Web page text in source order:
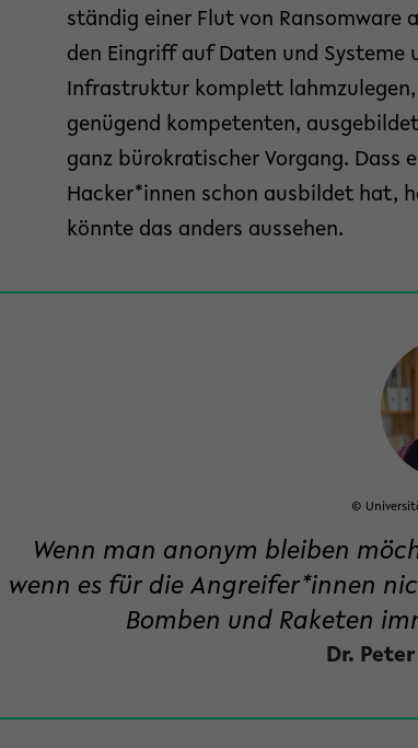
ständig einer Flut von Ransomware
den Eingriff auf Daten und Systeme
Infrastruktur komplett lahmzulegen,
genügend kompetenten,
ganz bürokratischer Vorgang. Dass
Hacker*innen schon ausbildet hat,
könnte das anders aussehen.
©
Wenn man anonym bleiben
wenn es für die Angreifer*innen
Bomben und Raketen
Dr.